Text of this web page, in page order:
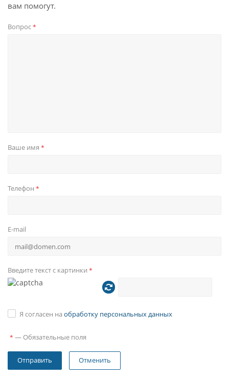
вам помогут.
Вопрос*
Ваше имя *
Телефон *
E-mail
Введите текст с картинки *
Я согласен на обработку персональных данных
* — Обязательные поля
Отменить